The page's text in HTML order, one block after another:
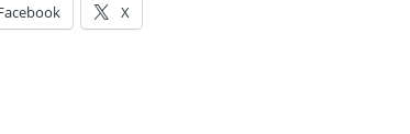
X